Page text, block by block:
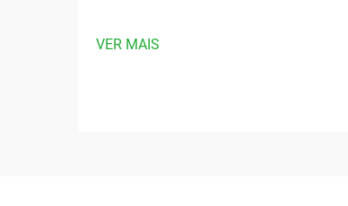
VER MAIS